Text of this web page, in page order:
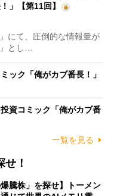
」【第11回】
にて、圧倒的な情報量が
とし…
ック「俺がカブ番長！」
資コミック「俺がカブ番
一覧を見る
！
騰株」を探せ】トーメン